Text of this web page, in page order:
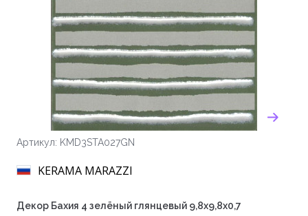
Артикул: KMD3STA027GN
KERAMA MARAZZI
Декор Бахия 4 зелёный глянцевый 9,8x9,8x0,7